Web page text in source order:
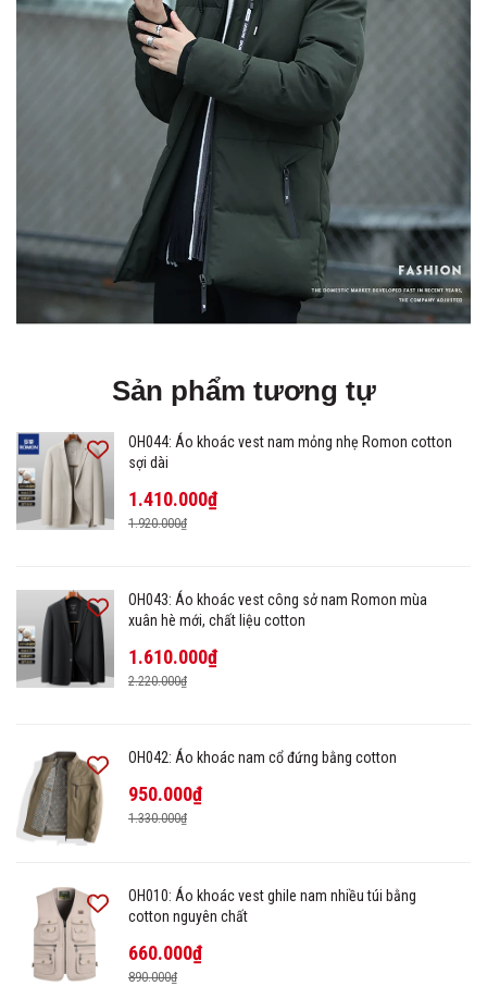
Sản phẩm tương tự
OH044: Áo khoác vest nam mỏng nhẹ Romon cotton
sợi dài
1.410.000₫
1.920.000₫
OH043: Áo khoác vest công sở nam Romon mùa
xuân hè mới, chất liệu cotton
1.610.000₫
2.220.000₫
OH042: Áo khoác nam cổ đứng bằng cotton
950.000₫
1.330.000₫
OH010: Áo khoác vest ghile nam nhiều túi bằng
cotton nguyên chất
660.000₫
890.000₫